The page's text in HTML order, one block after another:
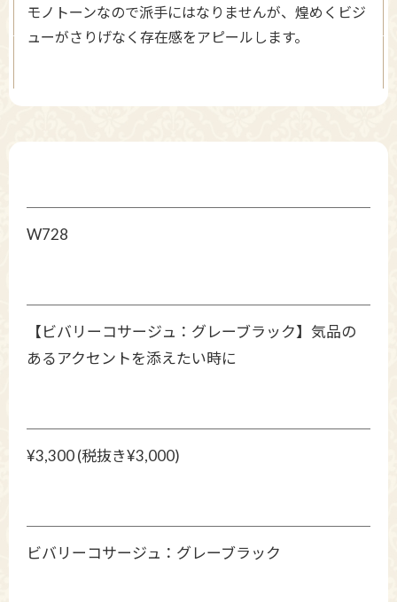
モノトーンなので派手にはなりませんが、煌めくビジ
ューがさりげなく存在感をアピールします。
W728
【ビバリーコサージュ：グレーブラック】気品の
あるアクセントを添えたい時に
¥3,300 (税抜き¥3,000)
ビバリーコサージュ：グレーブラック